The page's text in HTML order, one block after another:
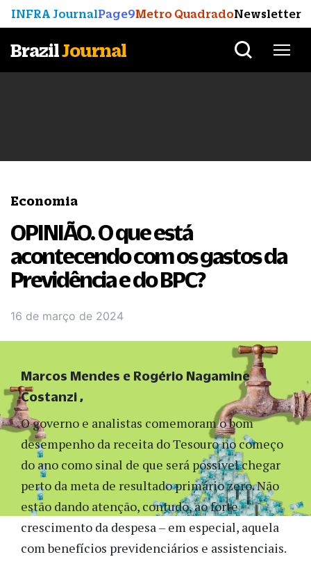
INFRA JournalPage9Metro QuadradoNewsletter
BrazilJournal
Economia
OPINIÃO. O que está
acontecendo com os gastos da
Previdência e do BPC?
16 de março de 2024
O governo e analistas comemoram o bom
desempenho da receita do Tesouro no começo
do ano como sinal de que será possível chegar
perto da meta de resultado primário zero. Não
estão dando atenção, contudo, ao forte
crescimento da despesa – em especial, aquela
com benefícios previdenciários e assistenciais.
Marcos Mendes e Rogério Nagamine
Costanzi